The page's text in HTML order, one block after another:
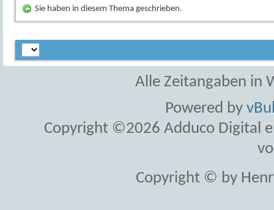
Sie haben in diesem Thema geschrieben.
Alle Zeitangaben in
Powered by
Copyright ©2026 Adduco Digital
Copyright © by